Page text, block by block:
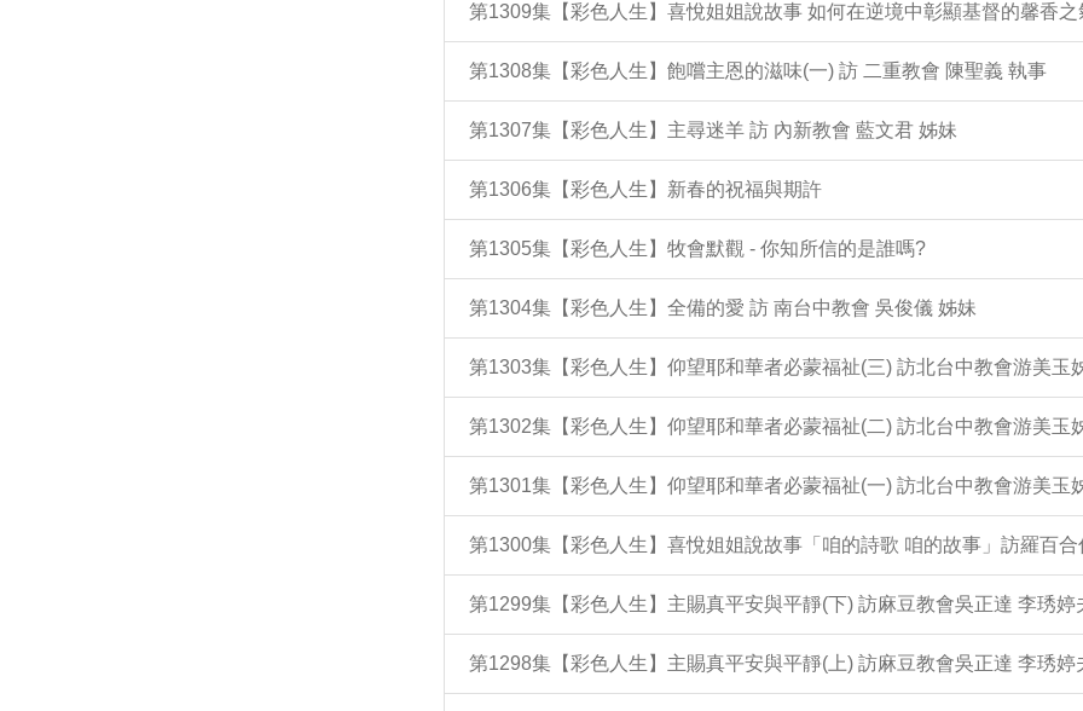
第1309集【彩色人生】喜悅姐姐說故事 如何在逆境中彰顯基督的馨香之
第1308集【彩色人生】飽嚐主恩的滋味(一) 訪 二重教會 陳聖義 執事
第1307集【彩色人生】主尋迷羊 訪 內新教會 藍文君 姊妹
第1306集【彩色人生】新春的祝福與期許
第1305集【彩色人生】牧會默觀 - 你知所信的是誰嗎?
第1304集【彩色人生】全備的愛 訪 南台中教會 吳俊儀 姊妹
第1303集【彩色人生】仰望耶和華者必蒙福祉(三) 訪北台中教會游美玉
第1302集【彩色人生】仰望耶和華者必蒙福祉(二) 訪北台中教會游美玉
第1301集【彩色人生】仰望耶和華者必蒙福祉(一) 訪北台中教會游美玉
第1300集【彩色人生】喜悅姐姐說故事「咱的詩歌 咱的故事」訪羅百合
第1299集【彩色人生】主賜真平安與平靜(下) 訪麻豆教會吳正達 李琇婷
第1298集【彩色人生】主賜真平安與平靜(上) 訪麻豆教會吳正達 李琇婷